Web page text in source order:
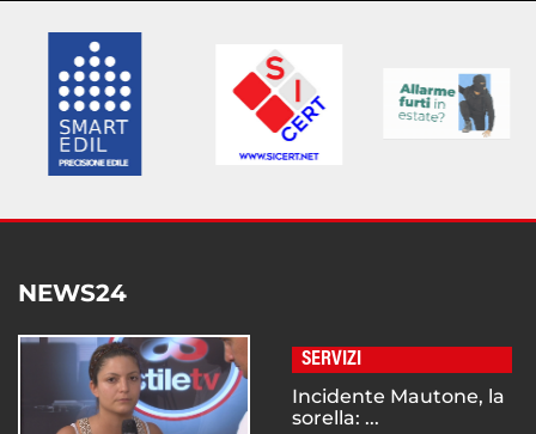
NEWS24
SERVIZI
Incidente Mautone, la
sorella: ...